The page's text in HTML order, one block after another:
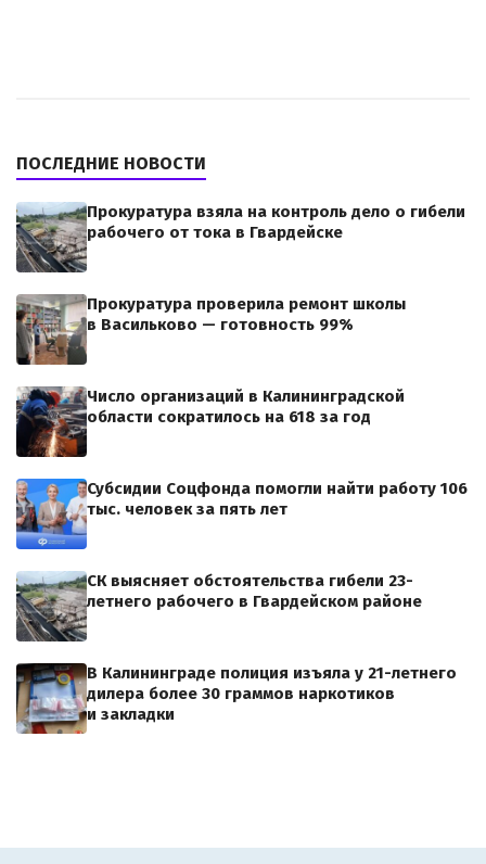
ПОСЛЕДНИЕ НОВОСТИ
Прокуратура взяла на контроль дело о гибели
рабочего от тока в Гвардейске
Прокуратура проверила ремонт школы
в Васильково — готовность 99%
Число организаций в Калининградской
области сократилось на 618 за год
Субсидии Соцфонда помогли найти работу 106
тыс. человек за пять лет
СК выясняет обстоятельства гибели 23-
летнего рабочего в Гвардейском районе
В Калининграде полиция изъяла у 21-летнего
дилера более 30 граммов наркотиков
и закладки